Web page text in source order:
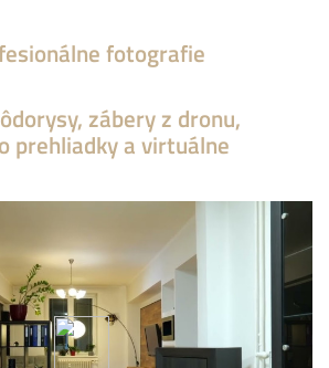
fotografie
zábery z dronu,
prehliadky a virtuálne